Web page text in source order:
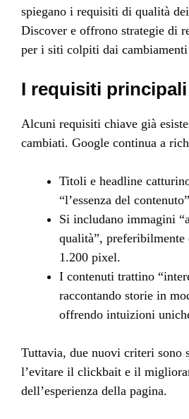
spiegano i requisiti di qualità
Discover e offrono strategie di
per i siti colpiti dai
I requisiti principali
Alcuni requisiti chiave già
cambiati. Google continua a
Titoli e headline
“l’essenza del
Si includano immagini
qualità”, preferibilmente
1.200 pixel.
I contenuti trattino
raccontando storie in
offrendo intuizioni
Tuttavia, due nuovi criteri sono
l’evitare il clickbait e il
dell’esperienza della pagina.